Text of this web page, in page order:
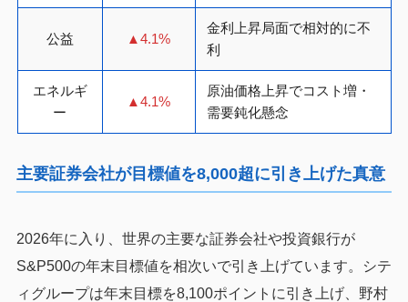
公益 ▲4.1%
金利上昇局面で相対的に不
利
エネルギ
ー
▲4.1%
原油価格上昇でコスト増・
需要鈍化懸念
主要証券会社が目標値を8,000超に引き上げた真意
2026年に入り、世界の主要な証券会社や投資銀行が
S&P500の年末目標値を相次いで引き上げています。シテ
ィグループは年末目標を8,100ポイントに引き上げ、野村